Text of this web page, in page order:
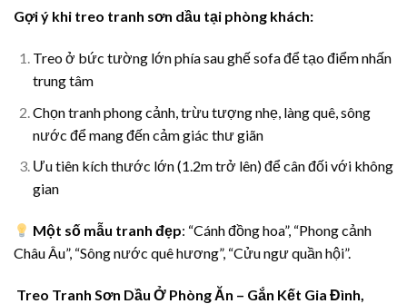
Gợi ý khi treo tranh sơn dầu tại phòng khách:
Treo ở bức tường lớn phía sau ghế sofa để tạo điểm nhấn
trung tâm
Chọn tranh phong cảnh, trừu tượng nhẹ, làng quê, sông
nước để mang đến cảm giác thư giãn
Ưu tiên kích thước lớn (1.2m trở lên) để cân đối với không
gian
Một số mẫu tranh đẹp: “Cánh đồng hoa”, “Phong cảnh
Châu Âu”, “Sông nước quê hương”, “Cửu ngư quần hội”.
Treo Tranh Sơn Dầu Ở Phòng Ăn – Gắn Kết Gia Đình,